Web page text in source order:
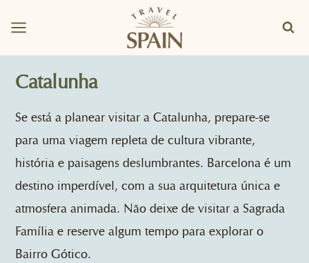
Catalunha
Se está a planear visitar a Catalunha, prepare-se
para uma viagem repleta de cultura vibrante,
história e paisagens deslumbrantes. Barcelona é um
destino imperdível, com a sua arquitetura única e
atmosfera animada. Não deixe de visitar a Sagrada
Família e reserve algum tempo para explorar o
Bairro Gótico.